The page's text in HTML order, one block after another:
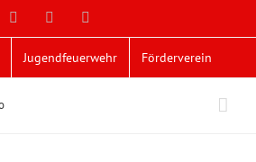
Facebook
Jugendfeuerwehr Förderverein